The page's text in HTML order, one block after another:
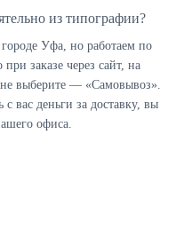
из типографии?
Уфа, но работаем по
заказе через сайт, на
выберите — «Самовывоз».
вас деньги за доставку, вы
офиса.